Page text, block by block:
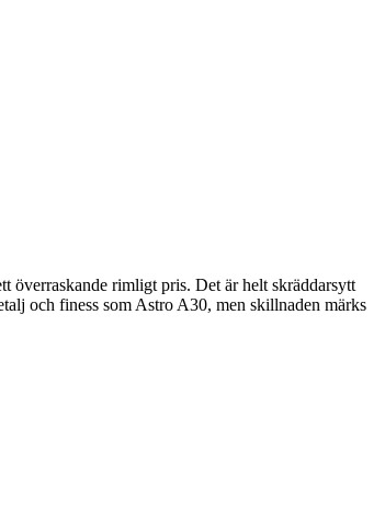
överraskande rimligt pris. Det är helt skräddarsytt
och finess som Astro A30, men skillnaden märks